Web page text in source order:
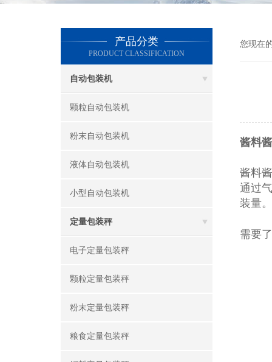
产品分类
PRODUCT CLASSIFICATION
自动包装机
颗粒自动包装机
粉末自动包装机
液体自动包装机
小型自动包装机
定量包装秤
电子定量包装秤
颗粒定量包装秤
粉末定量包装秤
粮食定量包装秤
您现在
酱料
酱料
通过
装量。
需要